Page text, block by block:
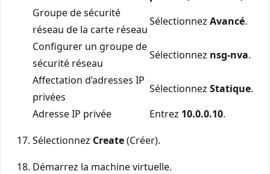
Groupe de sécurité
réseau de la carte réseau
Sélectionnez Avancé.
Configurer un groupe de
sécurité réseau
Sélectionnez nsg-nva.
Affectation d’adresses IP
privées
Sélectionnez Statique.
Adresse IP privée
Entrez 10.0.0.10.
Sélectionnez Create(Créer).
Démarrez la machine virtuelle.